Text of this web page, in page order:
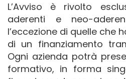
L’Avviso è rivolto
aderenti e neo-
l’eccezione di quelle che
di un finanziamento
Ogni azienda potrà
formativo, in forma